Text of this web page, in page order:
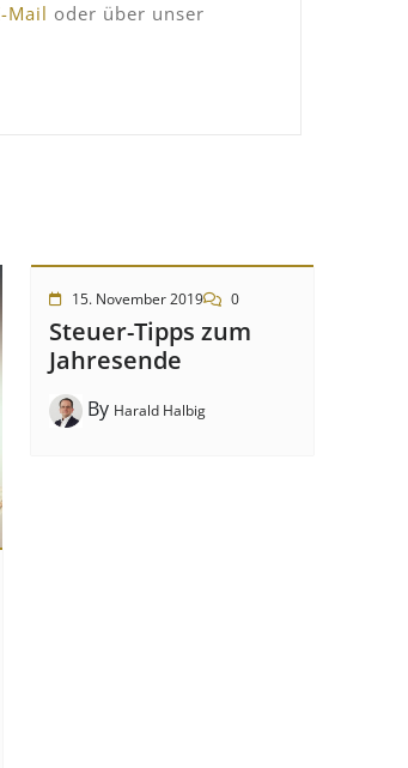
Mail oder über unser
15. November 2019 0
Steuer-Tipps zum
Jahresende
By Harald Halbig